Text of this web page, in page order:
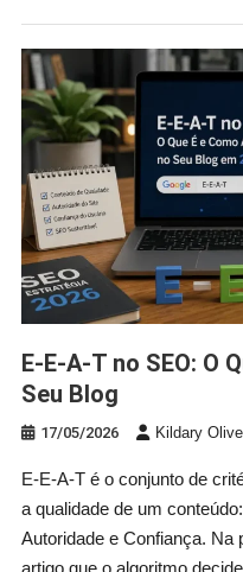
E-E-A-T no SEO: O Que É e Como Aplicar no
Seu Blog
17/05/2026 Kildary
E-E-A-T é o conjunto de
a qualidade de um
Autoridade e Confiança. Na
artigo que o algoritmo